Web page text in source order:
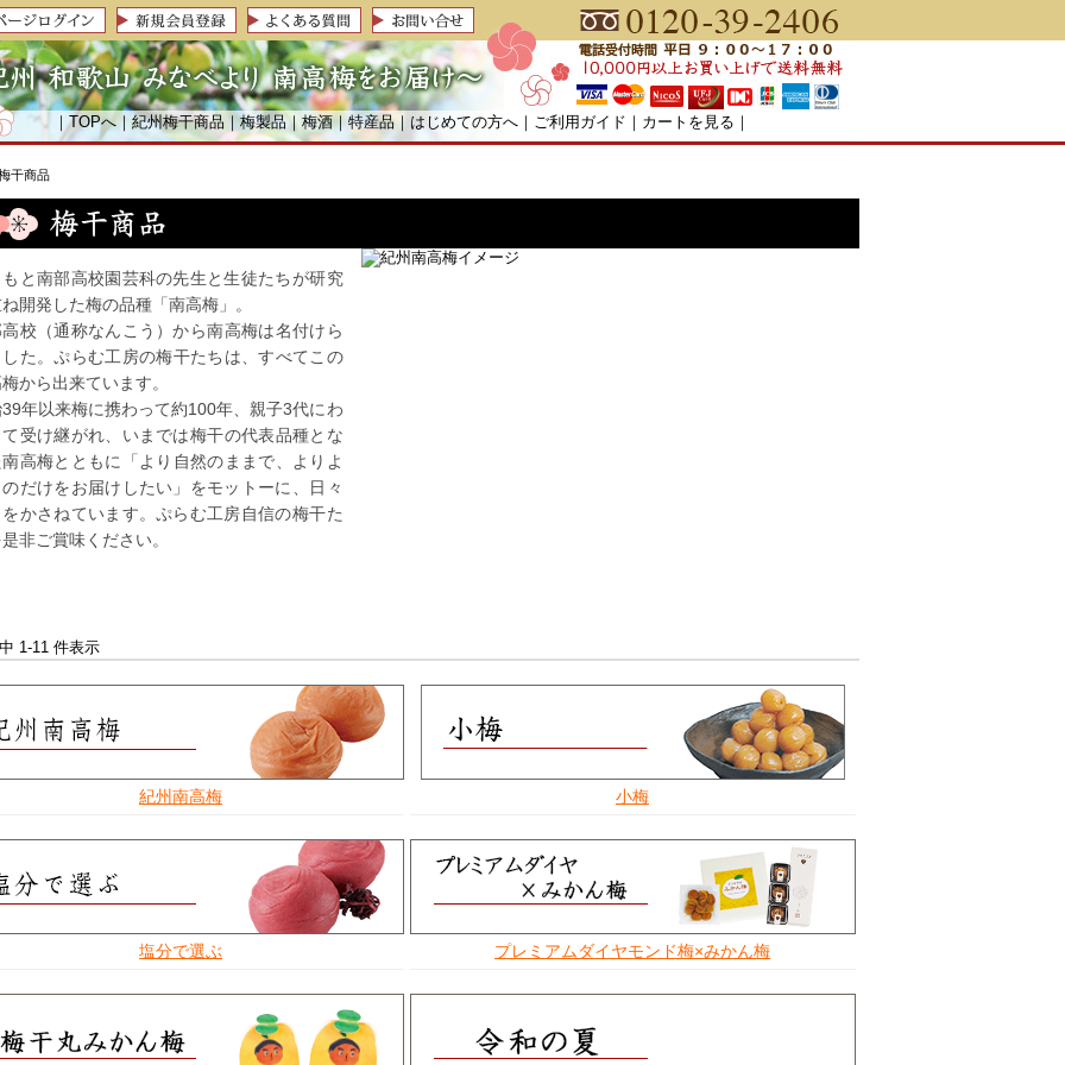
｜TOPへ｜紀州梅干商品 ｜梅製品｜ 梅酒｜ 特産品｜ はじめての方へ ｜ ご利用ガイド ｜ カートを見る ｜
干商品
と南部高校園芸科の先生と生徒たちが研究
開発した梅の品種「 南高梅」。
校（通称なんこう）から南高梅は名付けら
た。ぷらむ工房の梅干たちは、すべてこの
から出来ています。
年以来梅に携わって約100年、親子3代にわ
受け継がれ、いまでは梅干の代表品種とな
南高梅とともに「より自然のままで、よりよ
だけをお届けしたい」をモットーに、日々
かさねています。ぷらむ工房自信の梅干た
非ご賞味ください。
1-11 件表示
紀州南高梅 小梅
塩分で選ぶ プレミアムダイヤモンド梅×みかん梅